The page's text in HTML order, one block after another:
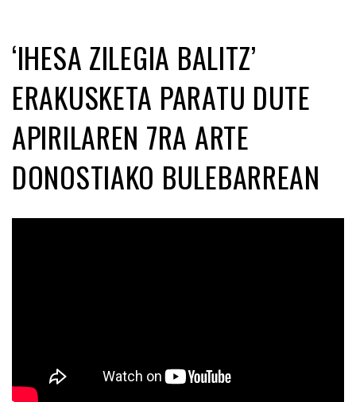
‘IHESA ZILEGIA BALITZ’
ERAKUSKETA PARATU DUTE
APIRILAREN 7RA ARTE
DONOSTIAKO BULEBARREAN